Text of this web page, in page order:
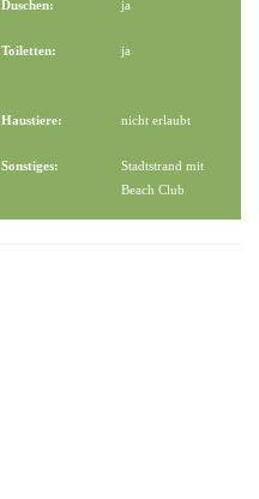
Duschen: ja
Toiletten: ja
Haustiere: nicht erlaubt
Sonstiges:
Stadtstrand mit
Beach Club